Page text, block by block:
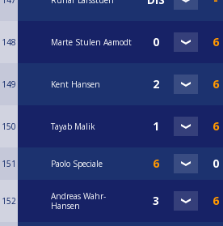
148 Marte Stulen Aamodt
149 Kent Hansen
150 Tayab Malik
151 Paolo Speciale
152
Andreas Wahr-
Hansen